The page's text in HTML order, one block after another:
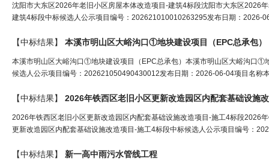
沈阳市大东区2026年老旧小区房屋本体改造项目-建筑4标段沈阳市大东区2026
建筑4标段中标候选人公示项目编号：202621010010263295发布日期：2026-
【中标结果】 本溪市明山区大峪沟口①地块建设项目（EPC总承包）
本溪市明山区大峪沟口①地块建设项目（EPC总承包）本溪市明山区大峪沟口
候选人公示项目编号：202621050490430012发布日期：2026-06-04项目名
【中标结果】 2026年铁西区老旧小区更新改造园区内配套基础设施
2026年铁西区老旧小区更新改造园区内配套基础设施改造项目-施工4标段2026
更新改造园区内配套基础设施改造项目-施工4标段中标候选人公示项目编号：
【中标结果】 新一高中雨污水管线工程